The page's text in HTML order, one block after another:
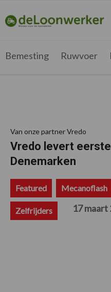
de
hoofdnavigatie
de
hoofd
de
eerste
de
voettekst
deloonwerker.be
Bemesting Ruwvoer
Van onze partner Vredo
Vredo levert
Denemarken
Featured Mecanoflash
Zelfrijders 17 maart